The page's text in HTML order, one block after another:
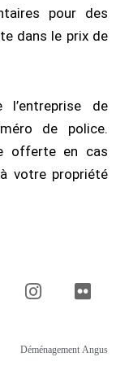
pour des
dans le prix de
l’entreprise de
de police.
offerte en cas
votre propriété
s
t
r
i
c
Déménagement Angus